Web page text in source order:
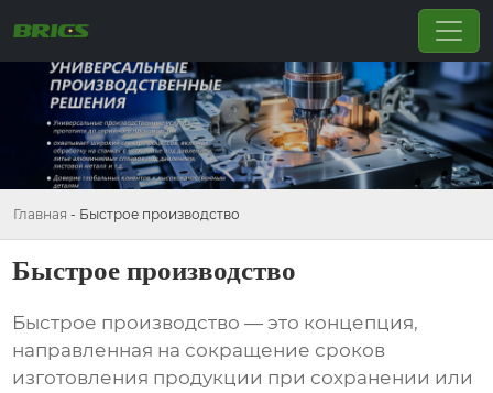
Главная - Быстрое производство
Быстрое производство
Быстрое производство — это концепция,
направленная на сокращение сроков
изготовления продукции при сохранении или